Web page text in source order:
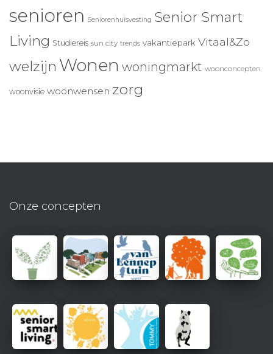
senioren Seniorenhuisvesting Senior Smart
Living Studiereis sun city trends vakantiepark Vitaal&Zo
welzijn Wonen woningmarkt woonconcepten
woonvisie woonwensen zorg
Onze concepten